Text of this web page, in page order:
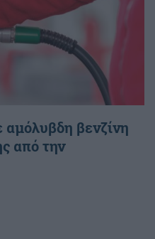
βενζίνη
από την